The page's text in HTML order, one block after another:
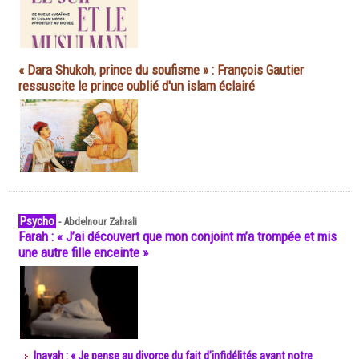
« Dara Shukoh, prince du soufisme » : François Gautier
ressuscite le prince oublié d'un islam éclairé
Psycho -Abdelnour Zahrali
Farah : « J’ai découvert que mon conjoint m’a trompée et mis
une autre fille enceinte »
Inayah : « Je pense au divorce du fait d’infidélités avant notre